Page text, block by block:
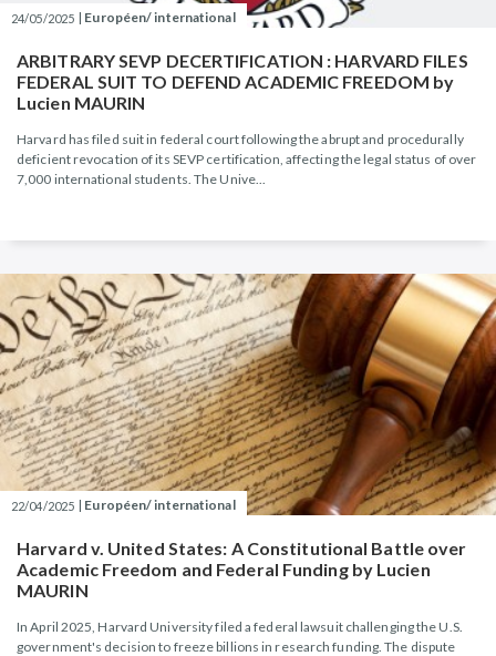
24/05/2025 | Européen/ international
ARBITRARY SEVP DECERTIFICATION : HARVARD FILES
FEDERAL SUIT TO DEFEND ACADEMIC FREEDOM by
Lucien MAURIN
Harvard has filed suit in federal court following the abrupt and procedurally
deficient revocation of its SEVP certification, affecting the legal status of over
7,000 international students. The Unive...
22/04/2025 | Européen/ international
Harvard v. United States: A Constitutional Battle over
Academic Freedom and Federal Funding by Lucien
MAURIN
In April 2025, Harvard University filed a federal lawsuit challenging the U.S.
government's decision to freeze billions in research funding. The dispute